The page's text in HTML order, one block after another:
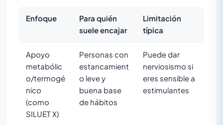
Enfoque
Para quién
suele encajar
Limitación
típica
Apoyo
metabólic
o/termogé
nico
(como
SILUET X)
Personas con
estancamient
o leve y
buena base
de hábitos
Puede dar
nerviosismo si
eres sensible a
estimulantes